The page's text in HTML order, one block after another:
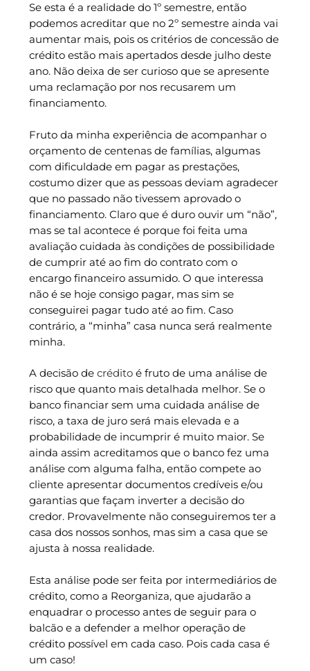
Se esta é a realidade do 1º semestre, então
podemos acreditar que no 2º semestre ainda vai
aumentar mais, pois os critérios de concessão de
crédito estão mais apertados desde julho deste
ano. Não deixa de ser curioso que se apresente
uma reclamação por nos recusarem um
financiamento.
Fruto da minha experiência de acompanhar o
orçamento de centenas de famílias, algumas
com dificuldade em pagar as prestações,
costumo dizer que as pessoas deviam agradecer
que no passado não tivessem aprovado o
financiamento. Claro que é duro ouvir um “não”,
mas se tal acontece é porque foi feita uma
avaliação cuidada às condições de possibilidade
de cumprir até ao fim do contrato com o
encargo financeiro assumido. O que interessa
não é se hoje consigo pagar, mas sim se
conseguirei pagar tudo até ao fim. Caso
contrário, a “minha” casa nunca será realmente
minha.
A decisão de créditoé fruto de uma análise de
risco que quanto mais detalhada melhor. Se o
banco financiar sem uma cuidada análise de
risco, a taxa de juro será mais elevada e a
probabilidade de incumprir é muito maior. Se
ainda assim acreditamos que o banco fez uma
análise com alguma falha, então compete ao
cliente apresentar documentos credíveis e/ou
garantias que façam inverter a decisão do
credor. Provavelmente não conseguiremos ter a
casa dos nossos sonhos, mas sim a casa que se
ajusta à nossa realidade.
Esta análise pode ser feita por intermediários de
crédito, como a Reorganiza, que ajudarão a
enquadrar o processo antes de seguir para o
balcão e a defender a melhor operação de
crédito possível em cada caso. Pois cada casa é
um caso!